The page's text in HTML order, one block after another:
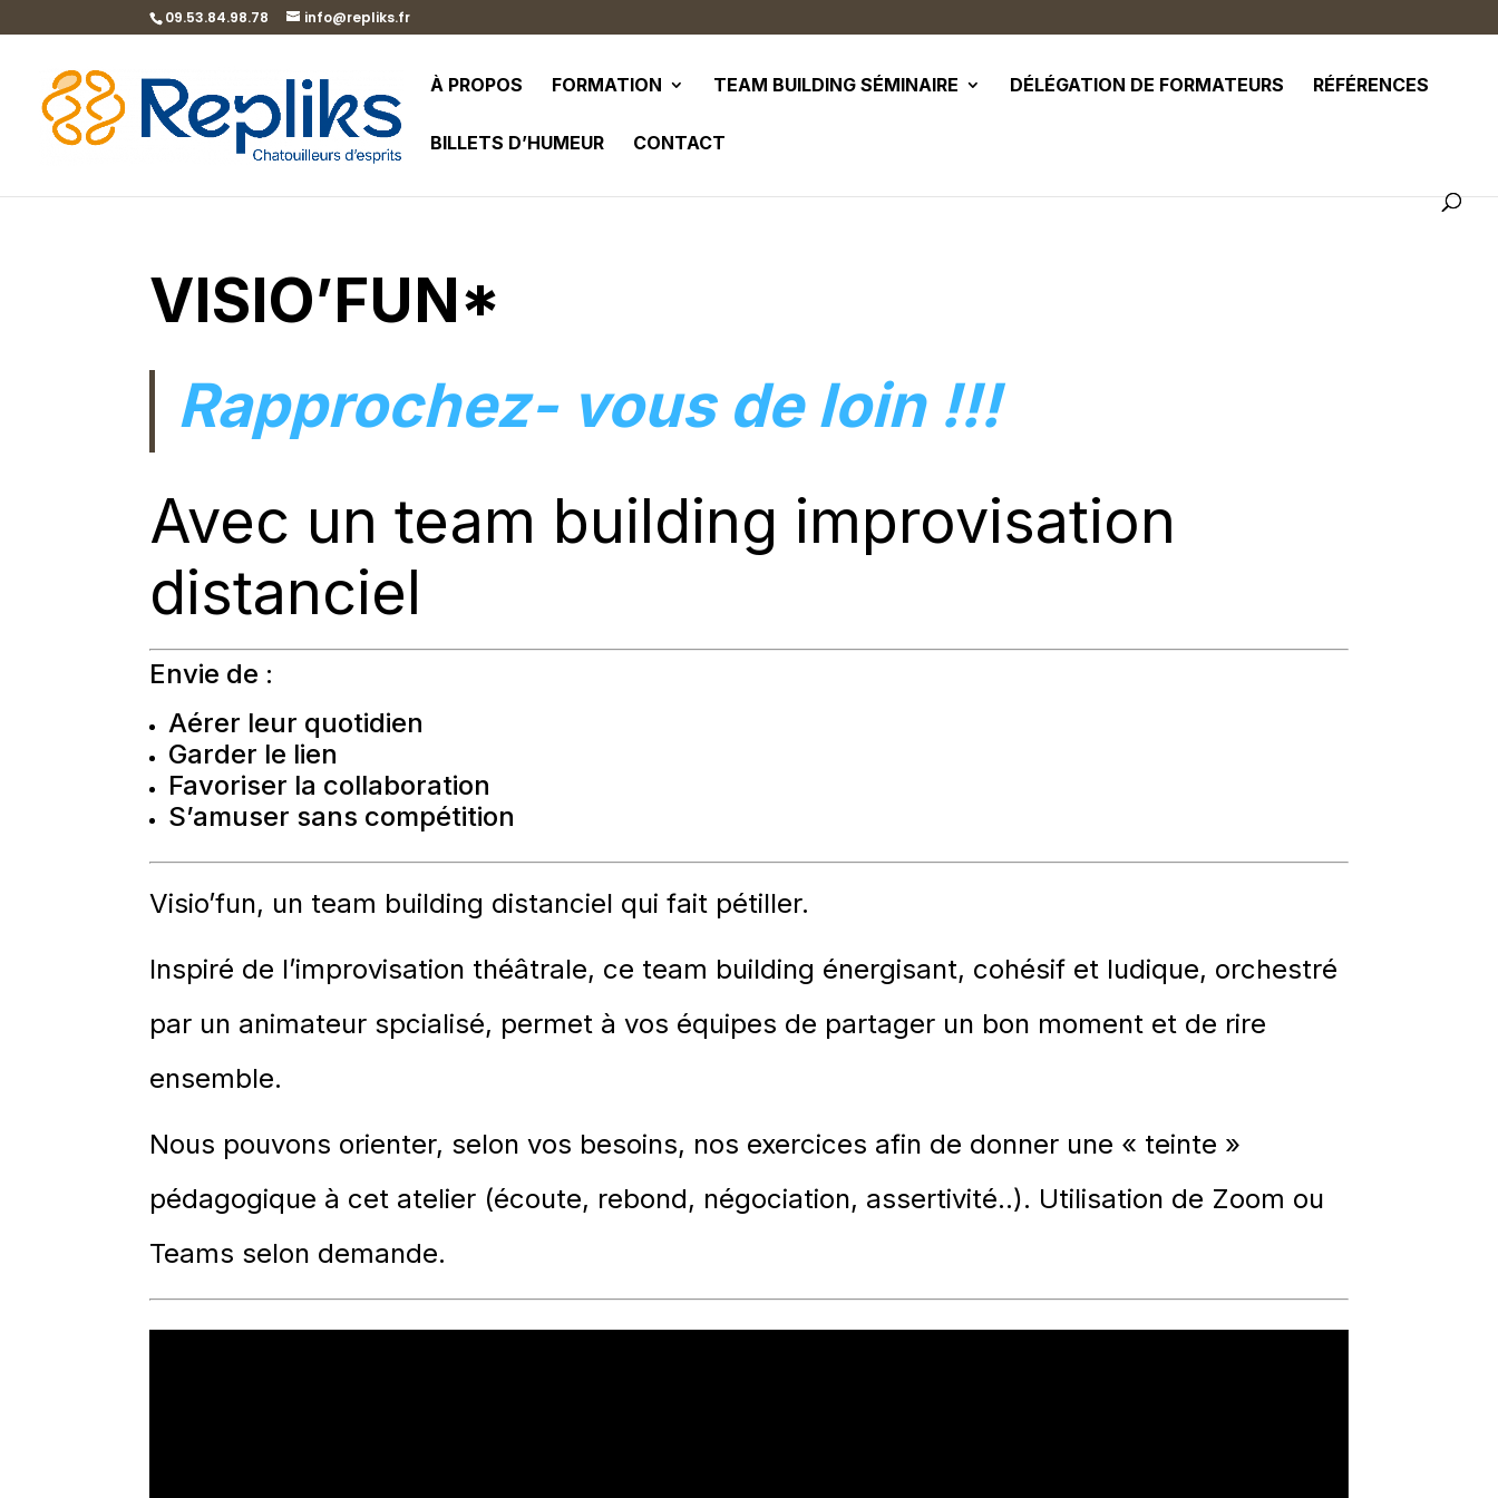
09.53.84.98.78 info@repliks.fr
À PROPOS FORMATION TEAM BUILDING SÉMINAIRE DÉLÉGATION DE FORMATEURS RÉFÉRENCES
BILLETS D’HUMEUR CONTACT
VISIO’FUN*
Rapprochez- vous de loin !!!
Avec un team building improvisation
distanciel
Envie de :
Aérer leur quotidien
Garder le lien
Favoriser la collaboration
S’amuser sans compétition
Visio’fun, un team building distanciel qui fait pétiller.
Inspiré de l’improvisation théâtrale, ce team building énergisant, cohésif et ludique, orchestré
par un animateur spcialisé, permet à vos équipes de partager un bon moment et de rire
ensemble.
Nous pouvons orienter, selon vos besoins, nos exercices afin de donner une « teinte »
pédagogique à cet atelier (écoute, rebond, négociation, assertivité..). Utilisation de Zoom ou
Teams selon demande.